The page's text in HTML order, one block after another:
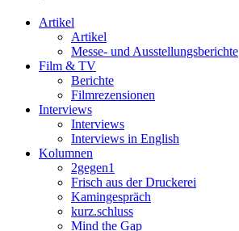
Artikel
Artikel
Messe- und Ausstellungsberichte
Film & TV
Berichte
Filmrezensionen
Interviews
Interviews
Interviews in English
Kolumnen
2gegen1
Frisch aus der Druckerei
Kamingespräch
kurz.schluss
Mind the Gap